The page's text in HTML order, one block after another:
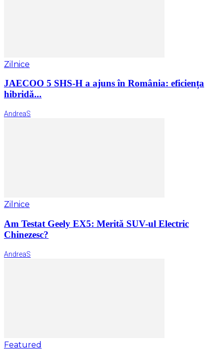
Zilnice
JAECOO 5 SHS-H a ajuns în România: eficiența
hibridă...
AndreaS
Zilnice
Am Testat Geely EX5: Merită SUV-ul Electric
Chinezesc?
AndreaS
Featured